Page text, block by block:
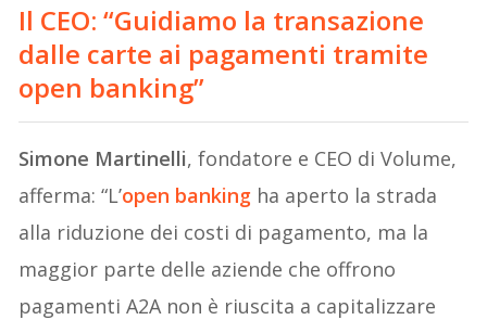
Il CEO: “Guidiamo la transazione
dalle carte ai pagamenti tramite
open banking”
Simone Martinelli, fondatore e CEO di Volume,
afferma: “L’open banking ha aperto la strada
alla riduzione dei costi di pagamento, ma la
maggior parte delle aziende che offrono
pagamenti A2A non è riuscita a capitalizzare